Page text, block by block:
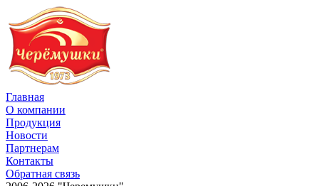
Главная
О компании
Продукция
Новости
Партнерам
Контакты
Обратная связь